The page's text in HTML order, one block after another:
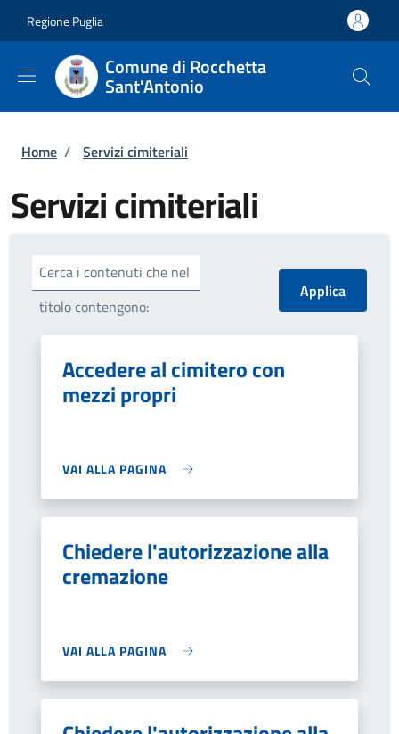
Regione Puglia
Comune di Rocchetta
Sant'Antonio
Briciole di pane
Home / Servizi cimiteriali
Servizi cimiteriali
Cerca i contenuti che nel
titolo contengono:
Accedere al cimitero con
mezzi propri
VAI ALLA PAGINA
Chiedere l'autorizzazione alla
cremazione
VAI ALLA PAGINA